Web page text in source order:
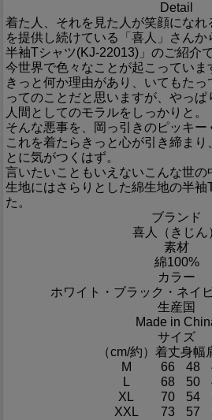
Detail
着た人、それを見た人が笑顔にな
を提供し続けている「喜人」さん
半袖Tシャツ(KJ-22013)」のご紹介で
今世界で色々なことが起こっていま
きっと何か理由があり、いてもた
ってのことだと思いますが、やっぱ
人間としてのモラルをしっかりと。
そんな悪事を、岡っ引きのピッキー
これを着たらきっと心が引き締まり
とに気がつくはず。
言いたいこともいえないこんな世の
生地にはさらりとした綿生地の半袖
た。
ブランド
喜人（きじん
素材
綿100%
カラー
ホワイト・ブラック・ネイ
生産国
Made in
サイズ
（cm/約） 着丈身幅
M
66 48
L
68 50
XL
70 54
XXL
73 57